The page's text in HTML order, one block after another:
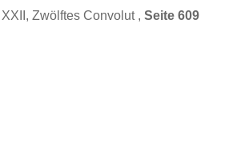
XXII, Zwölftes Convolut , Seite 609